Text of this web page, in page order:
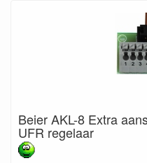
Beier AKL-8 Extra
UFR regelaar